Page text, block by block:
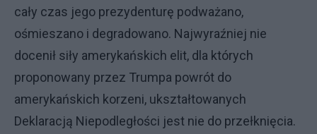
cały czas jego prezydenturę podważano,
ośmieszano i degradowano. Najwyraźniej nie
docenił siły amerykańskich elit, dla których
proponowany przez Trumpa powrót do
amerykańskich korzeni, ukształtowanych
Deklaracją Niepodległości jest nie do przełknięcia.